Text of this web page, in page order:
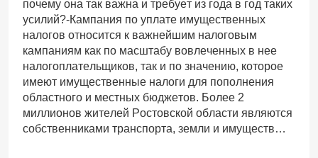
почему она так важна и требует из года в год таких
усилий?-Кампания по уплате имущественных
налогов относится к важнейшим налоговым
кампаниям как по масштабу вовлеченных в нее
налогоплательщиков, так и по значению, которое
имеют имущественные налоги для пополнения
областного и местных бюджетов. Более 2
миллионов жителей Ростовской области являются
собственниками транспорта, земли и имуществ…